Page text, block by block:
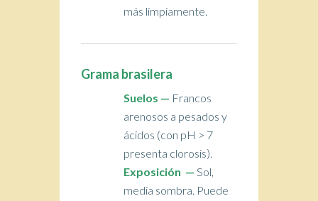
más limpiamente.
Grama brasilera
Suelos — Francos
arenosos a pesados y
ácidos (con pH > 7
presenta clorosis).
Exposición — Sol,
media sombra. Puede